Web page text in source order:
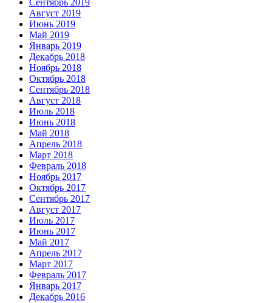
Сентябрь 2019
Август 2019
Июнь 2019
Май 2019
Январь 2019
Декабрь 2018
Ноябрь 2018
Октябрь 2018
Сентябрь 2018
Август 2018
Июль 2018
Июнь 2018
Май 2018
Апрель 2018
Март 2018
Февраль 2018
Ноябрь 2017
Октябрь 2017
Сентябрь 2017
Август 2017
Июль 2017
Июнь 2017
Май 2017
Апрель 2017
Март 2017
Февраль 2017
Январь 2017
Декабрь 2016